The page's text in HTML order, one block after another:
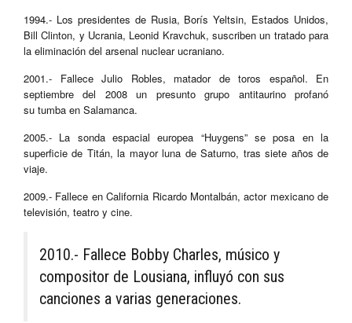
1994.- Los presidentes de Rusia, Borís Yeltsin, Estados Unidos,
Bill Clinton, y Ucrania, Leonid Kravchuk, suscriben un tratado para
la eliminación del arsenal nuclear ucraniano.
2001.- Fallece Julio Robles, matador de toros español. En
septiembre del 2008 un presunto grupo antitaurino profanó
su tumba en Salamanca.
2005.- La sonda espacial europea “Huygens” se posa en la
superficie de Titán, la mayor luna de Saturno, tras siete años de
viaje.
2009.- Fallece en California Ricardo Montalbán, actor mexicano de
televisión, teatro y cine.
2010.- Fallece Bobby Charles, músico y
compositor de Lousiana, influyó con sus
canciones a varias generaciones.